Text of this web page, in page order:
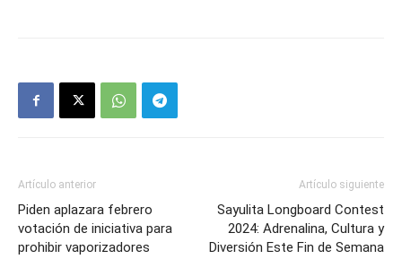
Artículo anterior
Piden aplazara febrero
votación de iniciativa para
prohibir vaporizadores
Artículo siguiente
Sayulita Longboard Contest
2024: Adrenalina, Cultura y
Diversión Este Fin de Semana